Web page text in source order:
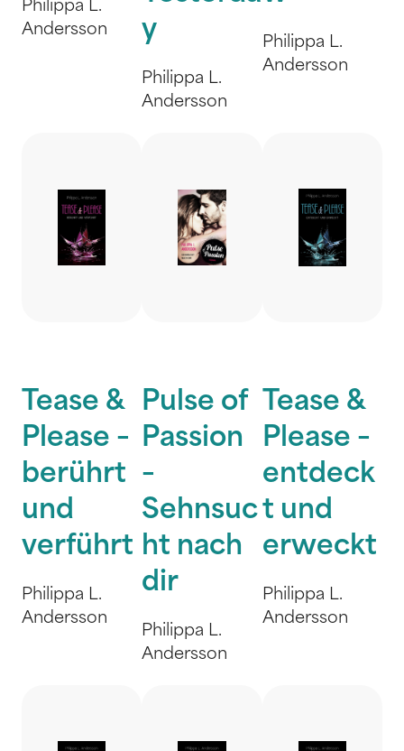
Philippa L.
Andersson
y
Philippa L.
Andersson
Philippa L.
Andersson
Tease &
Please –
berührt
und
verführt
Philippa L.
Andersson
Pulse of
Passion
–
Sehnsuc
ht nach
dir
Philippa L.
Andersson
Tease &
Please –
entdeck
t und
erweckt
Philippa L.
Andersson